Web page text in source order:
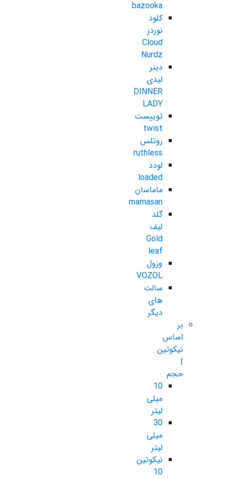
bazooka
کلود
نوردز
Cloud
Nurdz
دینر
لیدی
DINNER
LADY
توییست
twist
روتلس
ruthless
لودد
loaded
ماماسان
mamasan
گلد
لیف
Gold
leaf
وزول
VOZOL
سالت
های
دیگر
بر
اساس
نیکوتین
|
حجم
10
میلی
لیتر
30
میلی
لیتر
نیکوتین
10